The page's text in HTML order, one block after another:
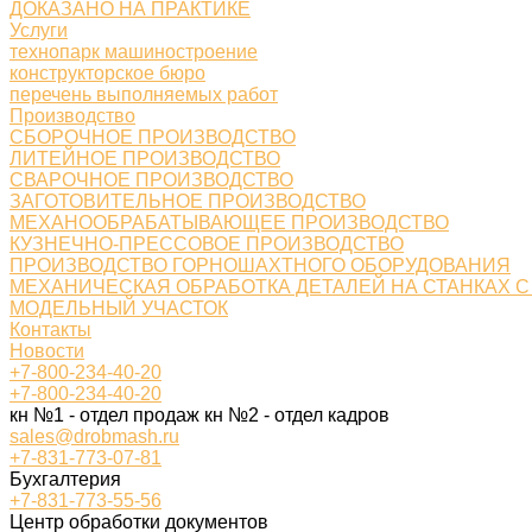
ДОКАЗАНО НА ПРАКТИКЕ
Услуги
технопарк машиностроение
конструкторское бюро
перечень выполняемых работ
Производство
СБОРОЧНОЕ ПРОИЗВОДСТВО
ЛИТЕЙНОЕ ПРОИЗВОДСТВО
СВАРОЧНОЕ ПРОИЗВОДСТВО
ЗАГОТОВИТЕЛЬНОЕ ПРОИЗВОДСТВО
МЕХАНООБРАБАТЫВАЮЩЕЕ ПРОИЗВОДСТВО
КУЗНЕЧНО-ПРЕССОВОЕ ПРОИЗВОДСТВО
ПРОИЗВОДСТВО ГОРНОШАХТНОГО ОБОРУДОВАНИЯ
МЕХАНИЧЕСКАЯ ОБРАБОТКА ДЕТАЛЕЙ НА СТАНКАХ
МОДЕЛЬНЫЙ УЧАСТОК
Контакты
Новости
+7-800-234-40-20
+7-800-234-40-20
кн №1 - отдел продаж кн №2 - отдел кадров
sales@drobmash.ru
+7-831-773-07-81
Бухгалтерия
+7-831-773-55-56
Центр обработки документов